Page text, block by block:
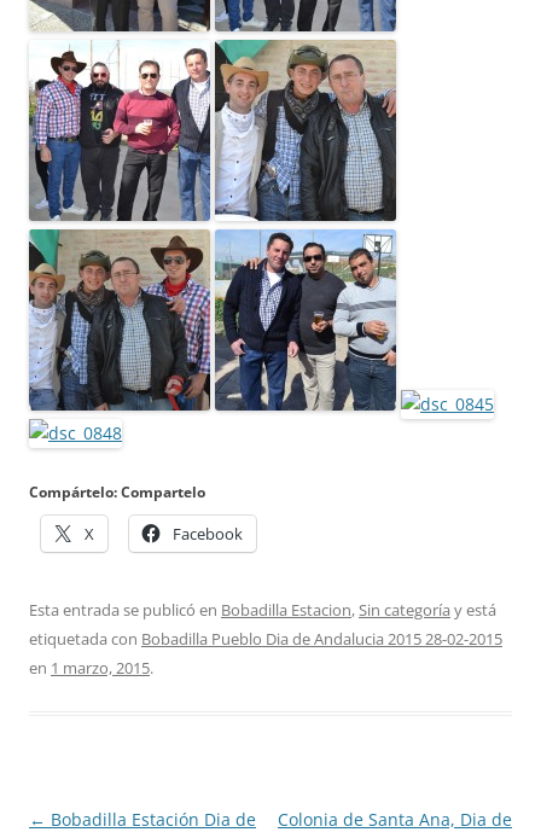
Compártelo: Compartelo
X Facebook
Esta entrada se publicó en Bobadilla Estacion,Sin categoría y está
etiquetada con Bobadilla Pueblo Dia de Andalucia 2015 28-02-2015
en 1 marzo, 2015.
Navegación
← Bobadilla Estación Dia de
Colonia de Santa Ana, Dia de